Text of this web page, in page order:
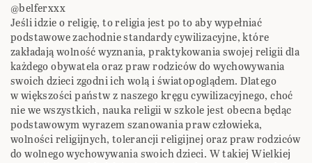
@belferxxx
Jeśli idzie o religię, to religia jest po to aby wypełniać
podstawowe zachodnie standardy cywilizacyjne, które
zakładają wolność wyznania, praktykowania swojej religii dla
każdego obywatela oraz praw rodziców do wychowywania
swoich dzieci zgodni ich wolą i światopoglądem. Dlatego
w większości państw z naszego kręgu cywilizacyjnego, choć
nie we wszystkich, nauka religii w szkole jest obecna będąc
podstawowym wyrazem szanowania praw człowieka,
wolności religijnych, tolerancji religijnej oraz praw rodziców
do wolnego wychowywania swoich dzieci. W takiej Wielkiej